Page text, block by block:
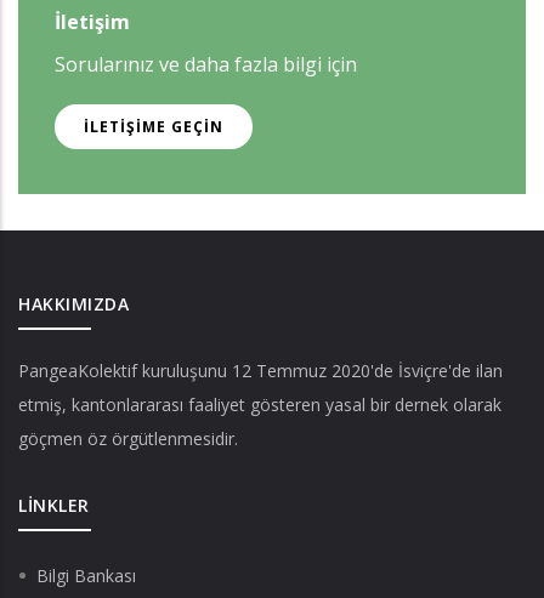
İletişim
Sorularınız ve daha fazla bilgi için
İLETIŞIME GEÇIN
HAKKIMIZDA
PangeaKolektifkuruluşunu 12 Temmuz 2020'de İsviçre'de ilan
etmiş, kantonlararası faaliyet gösteren yasal bir dernek olarak
göçmen öz örgütlenmesidir.
LINKLER
Bilgi Bankası